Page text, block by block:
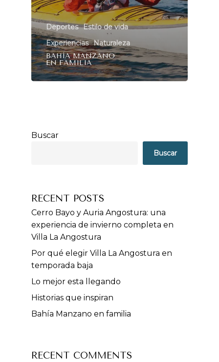
Deportes Estilo de vida
Experiencias Naturaleza
BAHÍA MANZANO
EN FAMILIA
Buscar
Buscar
RECENT POSTS
Cerro Bayo y Auria Angostura: una
experiencia de invierno completa en
Villa La Angostura
Por qué elegir Villa La Angostura en
temporada baja
Lo mejor esta llegando
Historias que inspiran
Bahía Manzano en familia
RECENT COMMENTS